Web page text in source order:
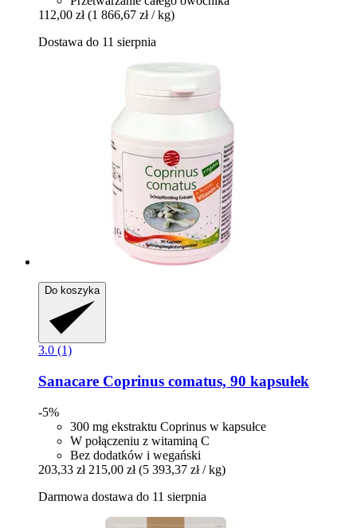
112,00 zł (1 866,67 zł / kg)
Dostawa do 11 sierpnia
Do koszyka
3.0 (1)
Sanacare Coprinus comatus, 90 kapsułek
-5%
300 mg ekstraktu Coprinus w kapsułce
W połączeniu z witaminą C
Bez dodatków i wegański
203,33 zł 215,00 zł (5 393,37 zł / kg)
Darmowa dostawa do 11 sierpnia